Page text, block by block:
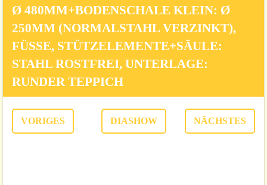
480MM+BODENSCHALE KLEIN: Ø 25
0MM (NORMALSTAHL VERZINKT), FÜ
SSE, STÜTZELEMENTE+SÄULE: STA
HL ROSTFREI, UNTERLAGE: RUN
DER TEPPICH
VORIGES DIASHOW NÄCHSTES